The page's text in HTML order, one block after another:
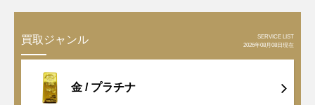
買取ジャンル
SERVICE LIST
2026年08月08日現在
金 / プラチナ